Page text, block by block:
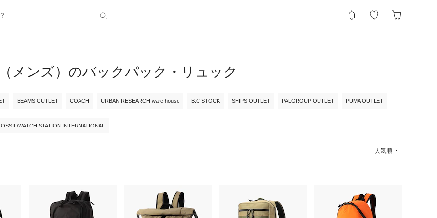
メンズ）のバックパック・リュック
BEAMS OUTLET COACH URBAN RESEARCH ware house B.C STOCK SHIPS OUTLET PALGROUP OUTLET PUMA OUTLET
WATCH STATION INTERNATIONAL
人気順